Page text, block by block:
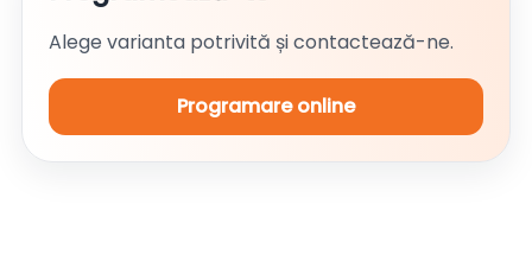
Alege varianta potrivită și contactează-ne.
Programare online